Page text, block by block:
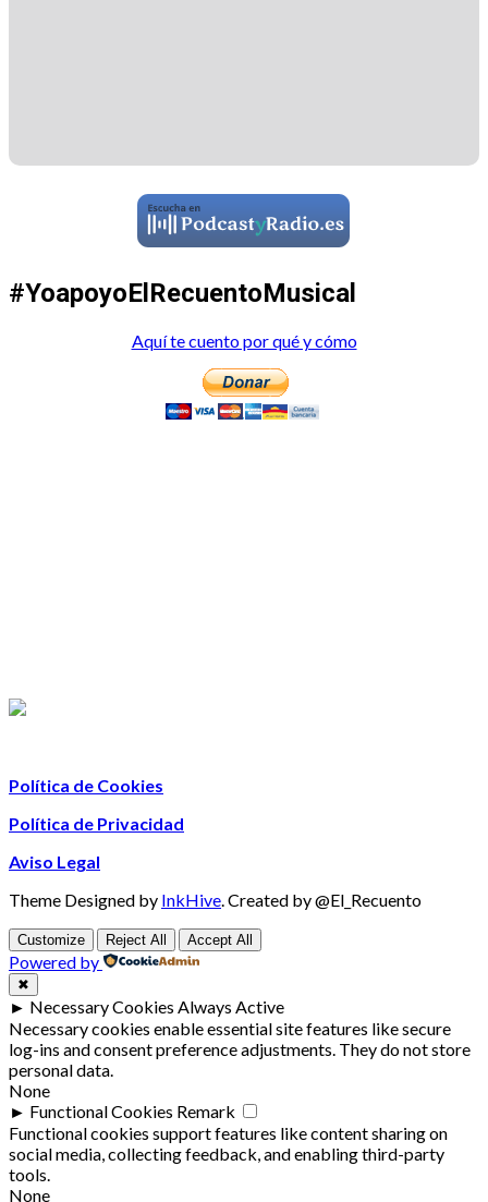
#YoapoyoElRecuentoMusical
Aquí te cuento por qué y cómo
Política de Cookies
Política de Privacidad
Aviso Legal
Theme Designed by InkHive Created by @El_Recuento
Customize Reject All Accept All
Powered by
✖
► Necessary Cookies Always Active
Necessary cookies enable essential site features like secure
log-ins and consent preference adjustments. They do not store
personal data.
None
► Functional Cookies Remark
Functional cookies support features like content sharing on
social media, collecting feedback, and enabling third-party
tools.
None